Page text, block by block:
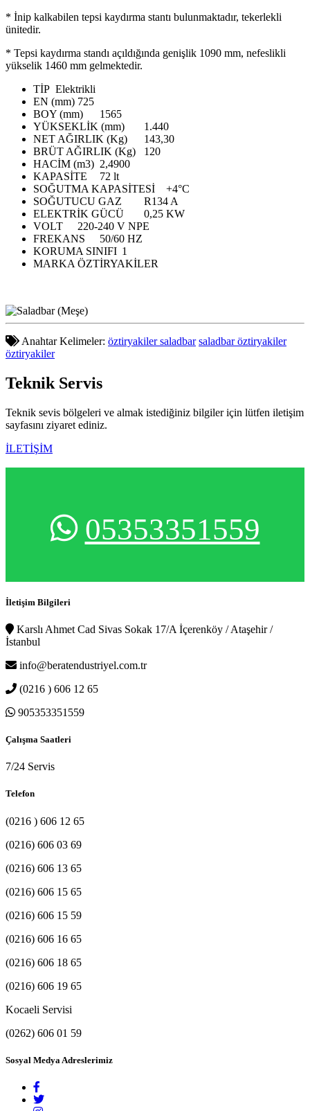
* İnip kalkabilen tepsi kaydırma stantı bulunmaktadır, tekerlekli
ünitedir.
* Tepsi kaydırma standı açıldığında genişlik 1090 mm, nefeslikli
yükselik 1460 mm gelmektedir.
TİP Elektrikli
EN (mm) 725
BOY (mm)
1565
YÜKSEKLİK (mm)
1.440
NET AĞIRLIK (Kg)
143,30
BRÜT AĞIRLIK (Kg)
120
HACİM (m3) 2,4900
KAPASİTE
72 lt
SOĞUTMA KAPASİTESİ
+4°C
SOĞUTUCU GAZ
R134 A
ELEKTRİK GÜCÜ
0,25 KW
VOLT
220-240 V NPE
FREKANS
50/60 HZ
KORUMA SINIFI 1
MARKA ÖZTİRYAKİLER
Anahtar Kelimeler: öztiryakiler saladbar saladbar öztiryakiler
öztiryakiler
Teknik Servis
Teknik sevis bölgeleri ve almak istediğiniz bilgiler için lütfen iletişim
sayfasını ziyaret ediniz.
İLETİŞİM
05353351559
İletişim Bilgileri
Karslı Ahmet Cad Sivas Sokak 17/A İçerenköy / Ataşehir /
İstanbul
info@beratendustriyel.com.tr
(0216 ) 606 12 65
905353351559
Çalışma Saatleri
7/24 Servis
Telefon
(0216 ) 606 12 65
(0216) 606 03 69
(0216) 606 13 65
(0216) 606 15 65
(0216) 606 15 59
(0216) 606 16 65
(0216) 606 18 65
(0216) 606 19 65
Kocaeli Servisi
(0262) 606 01 59
Sosyal Medya Adreslerimiz